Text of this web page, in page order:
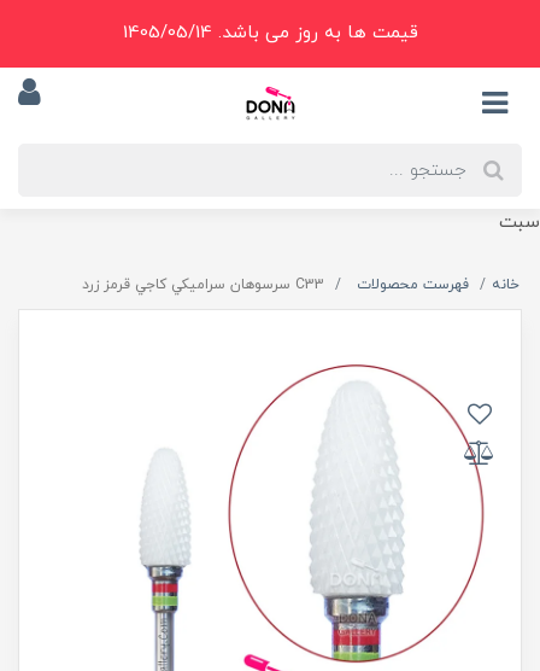
سبت
قیمت ها به روز می باشد. 1405/05/14
خانه فهرست محصولات C33 سرسوهان سراميکي کاجي قرمز زرد